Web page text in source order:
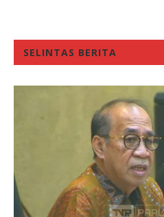
SELINTAS BERITA